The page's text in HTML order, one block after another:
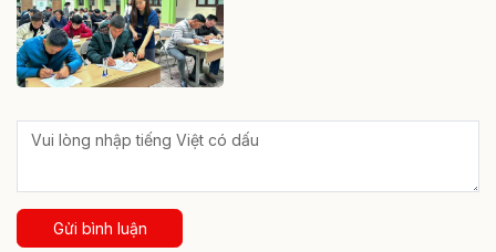
Gửi bình luận